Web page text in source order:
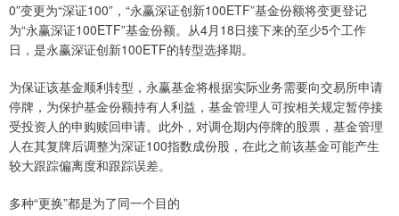
0”变更为“深证100”，“永赢深证创新100ETF”基金份额将变更登记
为“永赢深证100ETF”基金份额。从4月18日接下来的至少5个工作
日，是永赢深证创新100ETF的转型选择期。
为保证该基金顺利转型，永赢基金将根据实际业务需要向交易所申请
停牌，为保护基金份额持有人利益，基金管理人可按相关规定暂停接
受投资人的申购赎回申请。此外，对调仓期内停牌的股票，基金管理
人在其复牌后调整为深证100指数成份股，在此之前该基金可能产生
较大跟踪偏离度和跟踪误差。
多种“更换”都是为了同一个目的